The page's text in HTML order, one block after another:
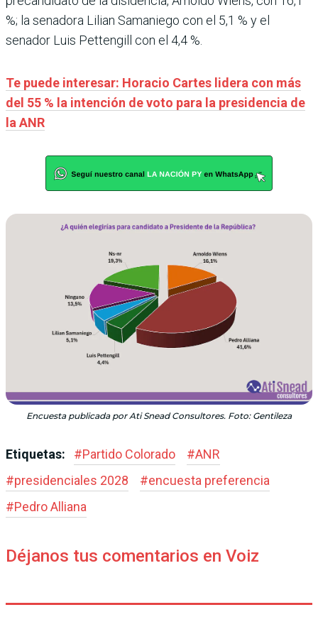
%; la senadora Lilian Samaniego con el 5,1 % y el
senador Luis Pettengill con el 4,4 %.
Te puede interesar: Horacio Cartes lidera con más
del 55 % la intención de voto para la presidencia de
la ANR
Encuesta publicada por Ati Snead Consultores. Foto: Gentileza
Etiquetas: #Partido Colorado #ANR
#presidenciales 2028 #encuesta preferencia
#Pedro Alliana
Déjanos tus comentarios en Voiz